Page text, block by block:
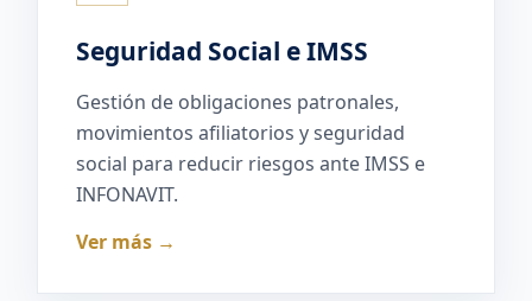
Seguridad Social e IMSS
Gestión de obligaciones patronales,
movimientos afiliatorios y seguridad
social para reducir riesgos ante IMSS e
INFONAVIT.
Ver más →